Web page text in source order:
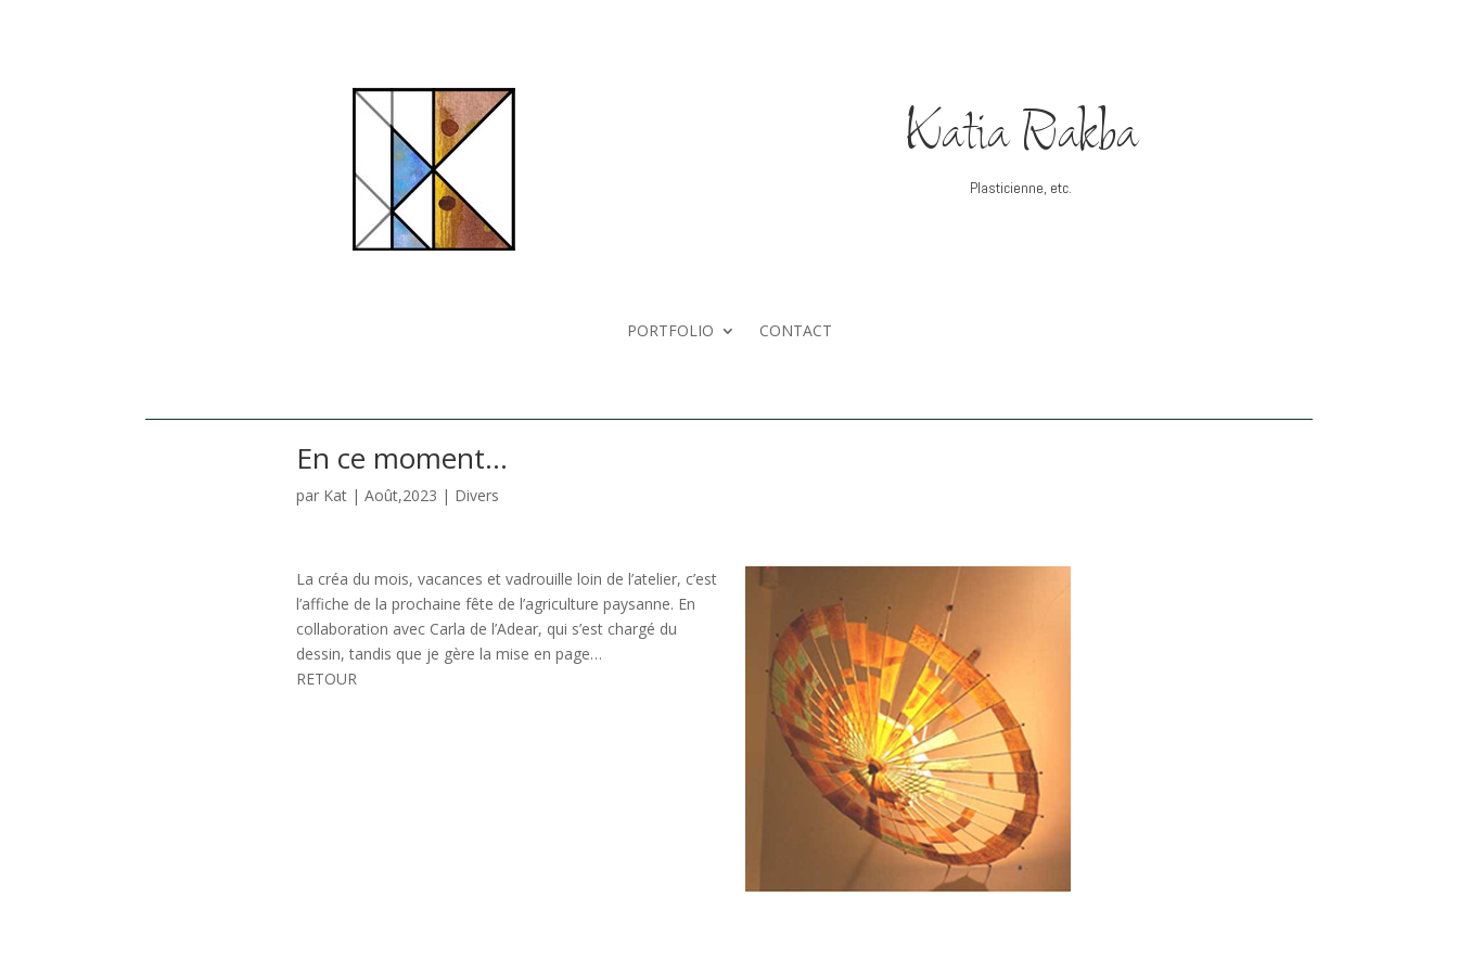
Katia Rakba
Plasticienne, etc.
PORTFOLIO CONTACT
En ce moment…
par Kat |Août,2023 | Divers
La créa du mois, vacances et vadrouille loin de l’atelier, c’est
l’affiche de la prochaine fête de l’agriculture paysanne. En
collaboration avec Carla de l’Adear, qui s’est chargé du
dessin, tandis que je gère la mise en page…
RETOUR